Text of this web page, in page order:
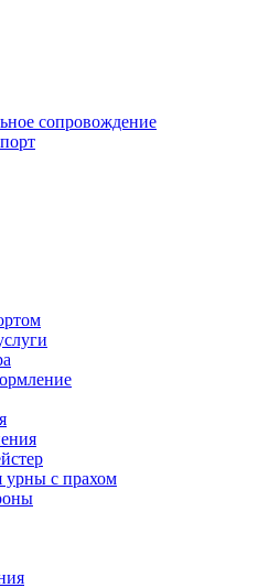
сопровождение
урны с прахом